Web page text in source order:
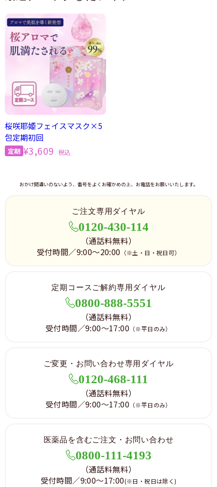
桜咲耶姫フェイスマスク×5
包定期初回
¥3,609 税込
おかけ間違いのないよう、番号をよくお確かめの上、お電話をお願いいたします。
ご注文専用ダイヤル
0120-430-114
（通話料無料）
受付時間／9:00～20:00 （※土・日・祝日可）
定期コースご解約専用ダイヤル
0800-888-5551
（通話料無料）
受付時間／9:00～17:00 （※平日のみ）
ご変更・お問い合わせ専用ダイヤル
0120-468-111
（通話料無料）
受付時間／9:00～17:00 （※平日のみ）
医薬品を含むご注文・お問い合わせ
0800-111-4193
（通話料無料）
受付時間／9:00～17:00(※日・祝日は除く)